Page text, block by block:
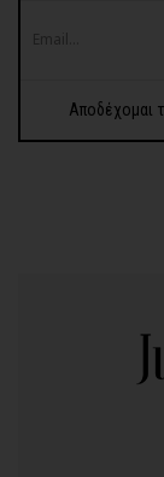
Αποδέχομαι